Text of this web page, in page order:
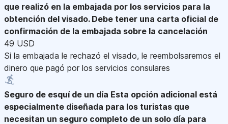
que realizó en la embajada por los servicios para la
obtención del visado. Debe tener una carta oficial de
confirmación de la embajada sobre la cancelación
49 USD
Si la embajada le rechazó el visado, le reembolsaremos el
dinero que pagó por los servicios consulares
Seguro de esquí de un día Esta opción adicional está
especialmente diseñada para los turistas que
necesitan un seguro completo de un solo día para